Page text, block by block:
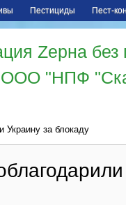
Пестициды Пест-
Zерна
ООО "НПФ
Украину за блокаду